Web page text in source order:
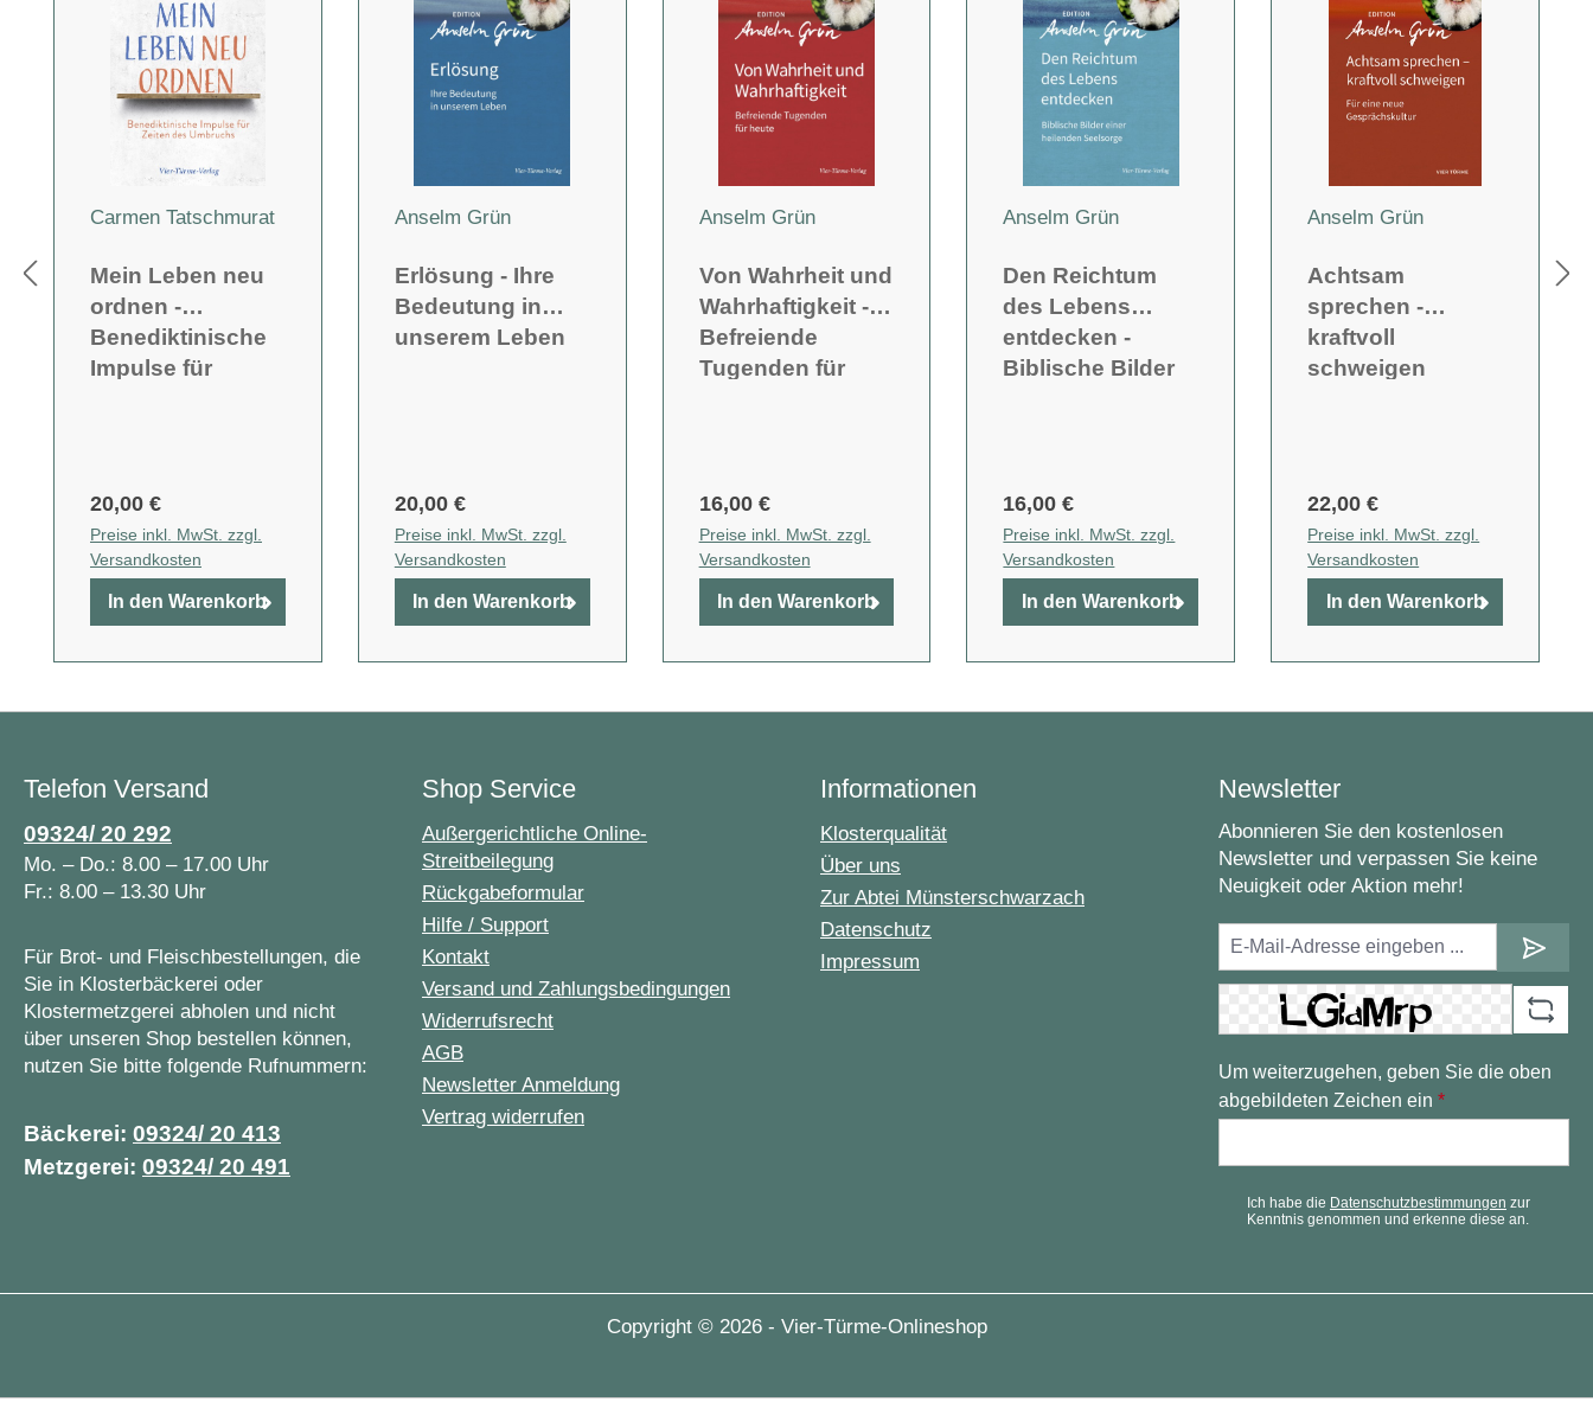
Carmen Tatschmurat
Mein Leben neu
ordnen -
Benediktinische
Impulse für
20,00 €
Preise inkl. MwSt. zzgl.
Versandkosten
In den Warenkorb
Anselm Grün
Erlösung - Ihre
Bedeutung in
unserem Leben
20,00 €
Preise inkl. MwSt. zzgl.
Versandkosten
In den Warenkorb
Anselm Grün
Von Wahrheit und
Wahrhaftigkeit -
Befreiende
Tugenden für
16,00 €
Preise inkl. MwSt. zzgl.
Versandkosten
In den Warenkorb
Anselm Grün
Den Reichtum
des Lebens
entdecken -
Biblische Bilder
16,00 €
Preise inkl. MwSt. zzgl.
Versandkosten
In den Warenkorb
Anselm Grün
Achtsam
sprechen -
kraftvoll
schweigen
22,00 €
Preise inkl. MwSt. zzgl.
Versandkosten
In den Warenkorb
Telefon Versand
09324/ 20 292
Mo. – Do.: 8.00 – 17.00 Uhr
Fr.: 8.00 – 13.30 Uhr
Für Brot- und Fleischbestellungen, die
Sie in Klosterbäckerei oder
Klostermetzgerei abholen und nicht
über unseren Shop bestellen können,
nutzen Sie bitte folgende Rufnummern:
Bäckerei: 09324/ 20 413
Metzgerei: 09324/ 20 491
Shop Service
Außergerichtliche Online-
Streitbeilegung
Rückgabeformular
Hilfe / Support
Kontakt
Versand und Zahlungsbedingungen
Widerrufsrecht
AGB
Newsletter Anmeldung
Vertrag widerrufen
Informationen
Klosterqualität
Über uns
Zur Abtei Münsterschwarzach
Datenschutz
Impressum
Newsletter
Abonnieren Sie den kostenlosen
Newsletter und verpassen Sie keine
Neuigkeit oder Aktion mehr!
Um weiterzugehen, geben Sie die oben
abgebildeten Zeichen ein *
Ich habe die Datenschutzbestimmungen zur
Kenntnis genommen und erkenne diese an.
Copyright © 2026 - Vier-Türme-Onlineshop